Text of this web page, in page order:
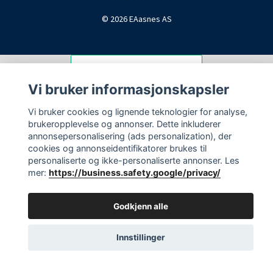
© 2026 EAasnes AS
Vi bruker informasjonskapsler
Vi bruker cookies og lignende teknologier for analyse,
brukeropplevelse og annonser. Dette inkluderer
annonsepersonalisering (ads personalization), der
cookies og annonseidentifikatorer brukes til
personaliserte og ikke-personaliserte annonser. Les
mer:https://business.safety.google/privacy/
Godkjenn alle
Innstillinger